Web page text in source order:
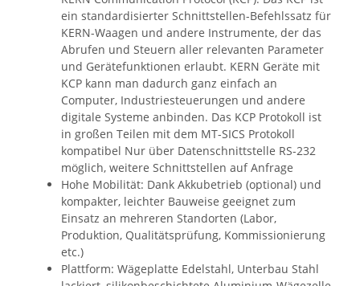
ein standardisierter Schnittstellen-Befehlssatz für
KERN-Waagen und andere Instrumente, der das
Abrufen und Steuern aller relevanten Parameter
und Gerätefunktionen erlaubt. KERN Geräte mit
KCP kann man dadurch ganz einfach an
Computer, Industriesteuerungen und andere
digitale Systeme anbinden. Das KCP Protokoll ist
in großen Teilen mit dem MT-SICS Protokoll
kompatibel Nur über Datenschnittstelle RS-232
möglich, weitere Schnittstellen auf Anfrage
Hohe Mobilität: Dank Akkubetrieb (optional) und
kompakter, leichter Bauweise geeignet zum
Einsatz an mehreren Standorten (Labor,
Produktion, Qualitätsprüfung, Kommissionierung
etc.)
Plattform: Wägeplatte Edelstahl, Unterbau Stahl